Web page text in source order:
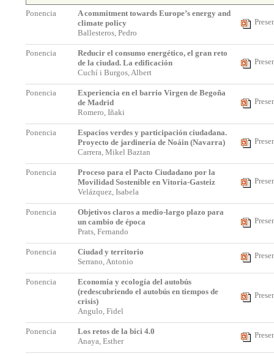
Ponencia
A commitment towards Europe’s energy and
climate policy
Ballesteros, Pedro
Ponencia
Reducir el consumo energético, el gran reto
de la ciudad. La edificación
Cuchí i Burgos, Albert
Ponencia
Experiencia en el barrio Virgen de Begoña
de Madrid
Romero, Iñaki
Ponencia
Espacios verdes y participación ciudadana.
Proyecto de jardinería de Noáin (Navarra)
Carrera, Mikel Baztan
Ponencia
Proceso para el Pacto Ciudadano por la
Movilidad Sostenible en Vitoria-Gasteiz
Velázquez, Isabela
Ponencia
Objetivos claros a medio-largo plazo para
un cambio de época
Prats, Fernando
Ponencia
Ciudad y territorio
Serrano, Antonio
Ponencia
Economía y ecología del autobús
(redescubriendo el autobús en tiempos de
crisis)
Angulo, Fidel
Ponencia
Los retos de la bici 4.0
Anaya, Esther